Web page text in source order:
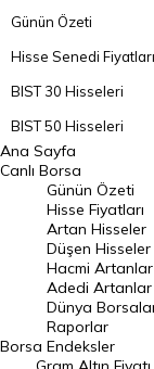
Günün Özeti
Hisse Senedi Fiyatları
BIST 30 Hisseleri
BIST 50 Hisseleri
BIST 100 Hisseleri
En Çok Artan Hisseler
En Çok Düşen Hisseler
Hacmi Artanlar
Geçmiş Kapanışlar
Dünya Borsaları
Ana Sayfa
Canlı Borsa
Borsa
Günün Özeti
Hisse Fiyatları
Artan Hisseler
Düşen Hisseler
Hacmi Artanlar
Adedi Artanlar
Dünya
Raporlar
Endeksler